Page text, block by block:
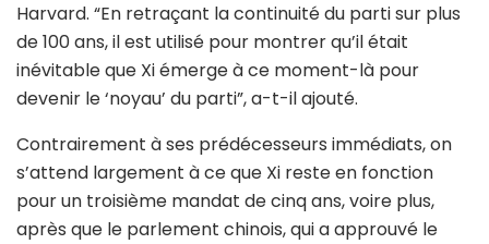
Harvard. “En retraçant la continuité du parti sur plus
de 100 ans, il est utilisé pour montrer qu’il était
inévitable que Xi émerge à ce moment-là pour
devenir le ‘noyau’ du parti”, a-t-il ajouté.
Contrairement à ses prédécesseurs immédiats, on
s’attend largement à ce que Xi reste en fonction
pour un troisième mandat de cinq ans, voire plus,
après que le parlement chinois, qui a approuvé le